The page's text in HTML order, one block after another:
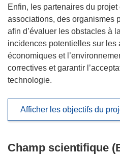
Enfin, les partenaires du
associations, des organismes
afin d’évaluer les obstacles à
incidences potentielles sur les
économiques et
correctives et garantir
technologie.
Afficher les objectifs du
Champ scientifique